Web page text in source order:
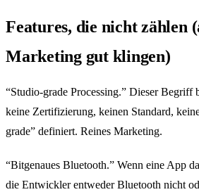
Features, die nicht zählen
Marketing gut klingen)
“Studio-grade Processing.” Dieser Begriff
keine Zertifizierung, keinen Standard,
grade” definiert. Reines Marketing.
“Bitgenaues Bluetooth.” Wenn eine App
die Entwickler entweder Bluetooth nicht